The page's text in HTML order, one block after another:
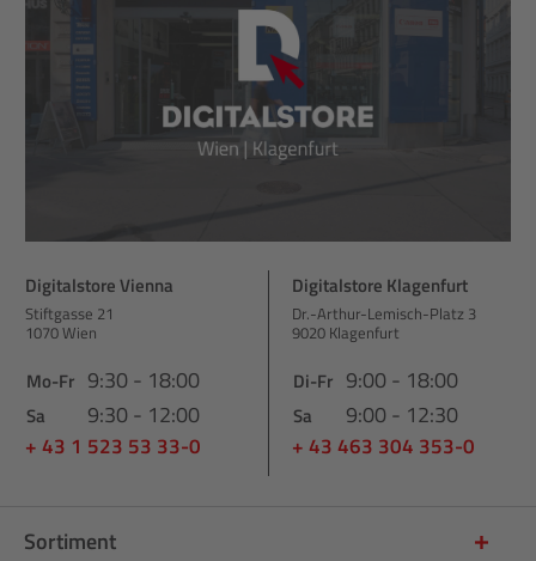
Digitalstore Vienna
Stiftgasse 21
1070 Wien
Mo-Fr 9:30 - 18:00
Sa 9:30 - 12:00
+ 43 1 523 53 33-0
Digitalstore Klagenfurt
Dr.-Arthur-Lemisch-Platz 3
9020 Klagenfurt
Di-Fr 9:00 - 18:00
Sa 9:00 - 12:30
+ 43 463 304 353-0
Sortiment